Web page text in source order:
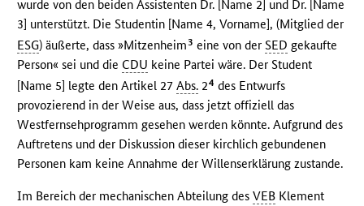
wurde von den beiden Assistenten Dr. [Name 2] und Dr. [Name
3] unterstützt. Die Studentin [Name 4, Vorname], (Mitglied der
ESG) äußerte, dass »Mitzenheim3 eine von derSED gekaufte
Person« sei und die CDU keine Partei wäre. Der Student
[Name 5] legte den Artikel 27Abs. 24 des Entwurfs
provozierend in der Weise aus, dass jetzt offiziell das
Westfernsehprogramm gesehen werden könnte. Aufgrund des
Auftretens und der Diskussion dieser kirchlich gebundenen
Personen kam keine Annahme der Willenserklärung zustande.
Im Bereich der mechanischen Abteilung desVEB Klement